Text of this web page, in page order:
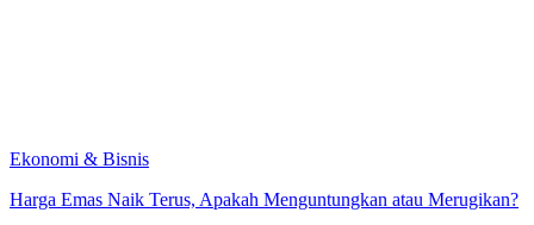
Ekonomi & Bisnis
Harga Emas Naik Terus, Apakah Menguntungkan atau Merugikan?